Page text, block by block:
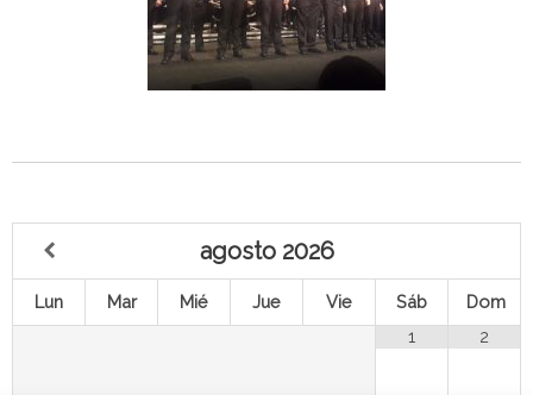
agosto 2026
Lun Mar Mié Jue Vie Sáb
Dom
1
2